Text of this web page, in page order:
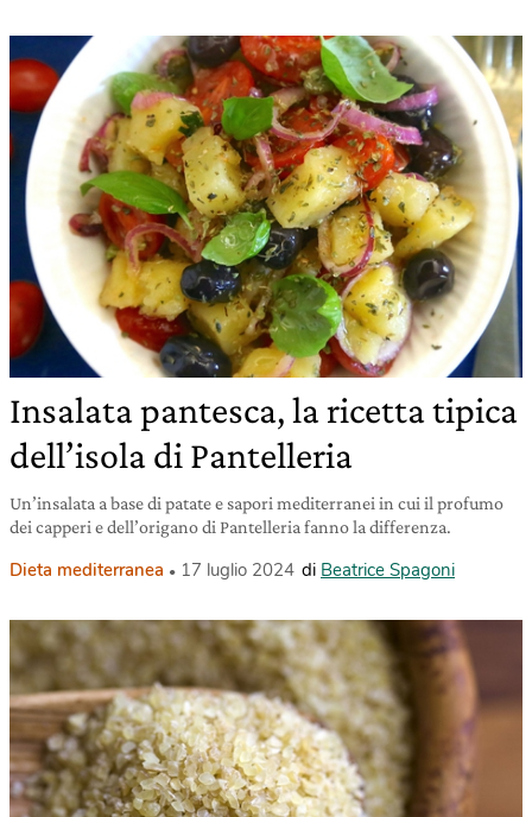
Insalata pantesca, la ricetta tipica
dell’isola di Pantelleria
Un’insalata a base di patate e sapori mediterranei in cui il profumo
dei capperi e dell’origano di Pantelleria fanno la differenza.
Dieta mediterranea 17 luglio 2024 di Beatrice Spagoni